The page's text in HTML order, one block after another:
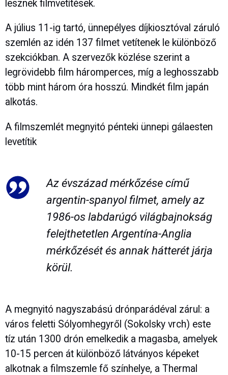
lesznek filmvetítések.
A július 11-ig tartó, ünnepélyes díjkiosztóval záruló
szemlén az idén 137 filmet vetítenek le különböző
szekciókban. A szervezők közlése szerint a
legrövidebb film háromperces, míg a leghosszabb
több mint három óra hosszú. Mindkét film japán
alkotás.
A filmszemlét megnyitó pénteki ünnepi gálaesten
levetítik
Az évszázad mérkőzése című
argentin-spanyol filmet, amely az
1986-os labdarúgó világbajnokság
felejthetetlen Argentína-Anglia
mérkőzését és annak hátterét járja
körül.
A megnyitó nagyszabású drónparádéval zárul: a
város feletti Sólyomhegyről (Sokolsky vrch) este
tíz után 1300 drón emelkedik a magasba, amelyek
10-15 percen át különböző látványos képeket
alkotnak a filmszemle fő színhelye, a Thermal